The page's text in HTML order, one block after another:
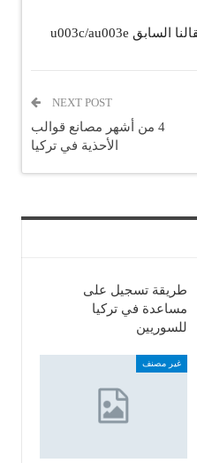
NEXT POST
4 من أشهر مصانع قوالب
الأحذية في تركيا
طريقة تسجيل على
مساعدة في تركيا
للسوريين
غير مصنف